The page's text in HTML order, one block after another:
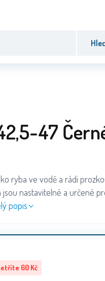
47
ryba ve vodě a rádi
nastavitelné a určené
popis
60 Kč